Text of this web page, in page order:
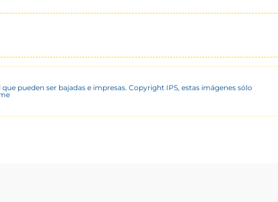
pueden ser bajadas e impresas. Copyright IPS, estas imágenes sólo